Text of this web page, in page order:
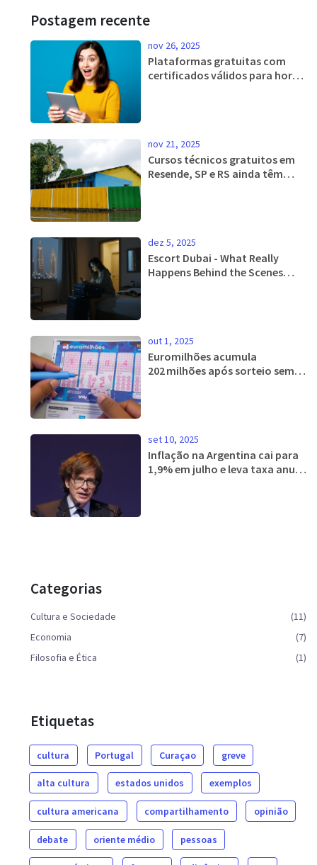
Postagem recente
nov 26, 2025
Plataformas gratuitas com
certificados válidos para horas
nov 21, 2025
Cursos técnicos gratuitos em
Resende, SP e RS ainda têm
dez 5, 2025
Escort Dubai - What Really
Happens Behind the Scenes
out 1, 2025
Euromilhões acumula
202 milhões após sorteio sem
set 10, 2025
Inflação na Argentina cai para
1,9% em julho e leva taxa anual
Categorias
Cultura e Sociedade
(11)
Economia
(7)
Filosofia e Ética
(1)
Etiquetas
cultura Portugal Curaçao greve
alta cultura estados unidos exemplos
cultura americana compartilhamento opinião
debate oriente médio pessoas